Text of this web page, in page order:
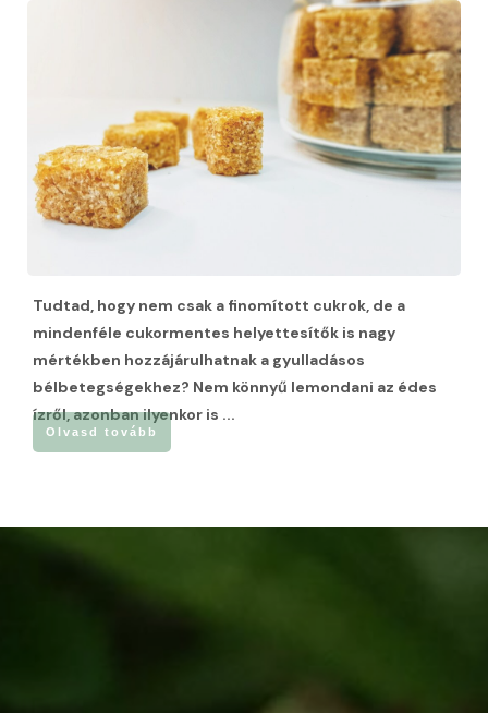
Tudtad, hogy nem csak a finomított cukrok, de a
mindenféle cukormentes helyettesítők is nagy
mértékben hozzájárulhatnak a gyulladásos
bélbetegségekhez? Nem könnyű lemondani az édes
ízről, azonban ilyenkor is ...
Olvasd tovább